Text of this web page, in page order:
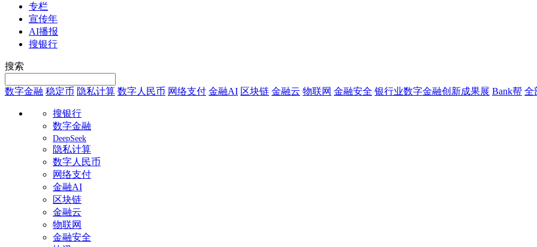
专栏
宣传年
AI播报
搜银行
搜索
数字金融 稳定币 隐私计算 数字人民币 网络支付 金融AI 区块链 金融云 物联网 金融安全 银行业数字金融创新成果展 Bank帮 全
搜银行
数字金融
DeepSeek
隐私计算
数字人民币
网络支付
金融AI
区块链
金融云
物联网
金融安全